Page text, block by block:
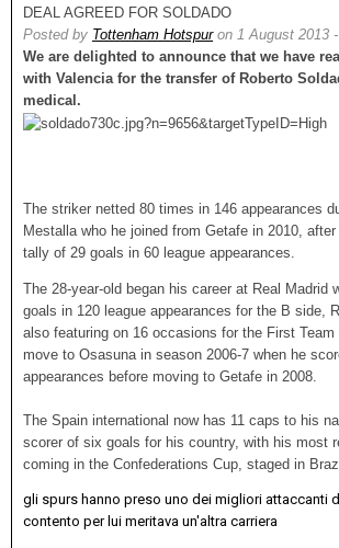
DEAL AGREED FOR SOLDADO
Posted by Tottenham Hotspuron 1 August 2013
We are delighted to announce that we have
with Valencia for the transfer of Roberto
medical.
The striker netted 80 times in 146 appearances
Mestalla who he joined from Getafe in 2010,
tally of 29 goals in 60 league appearances.
The 28-year-old began his career at Real Madrid
goals in 120 league appearances for the B side,
also featuring on 16 occasions for the First
move to Osasuna in season 2006-7 when he
appearances before moving to Getafe in 2008.
The Spain international now has 11 caps to his
scorer of six goals for his country, with his most
coming in the Confederations Cup, staged in
gli spurs hanno preso uno dei migliori attaccanti
contento per lui meritava un'altra carriera